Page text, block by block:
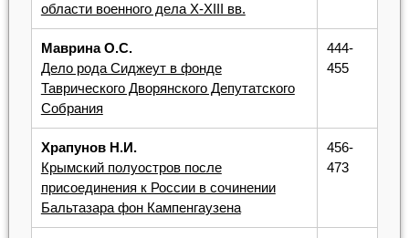
области военного дела X-XIII вв.
Маврина О.С.
Дело рода Сиджеут в фонде
Таврического Дворянского Депутатского
Собрания
444-
455
Храпунов Н.И.
Крымский полуостров после
присоединения к России в сочинении
Бальтазара фон Кампенгаузена
456-
473